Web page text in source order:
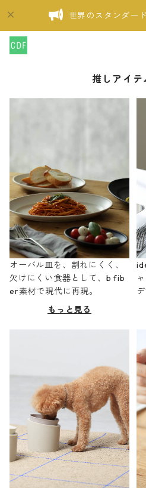
世界のスタンダー
推しアイテ
オーバル皿を、割れにくく、
欠けにくい食器として、b fib
er素材で現代に再現。
もっと見る